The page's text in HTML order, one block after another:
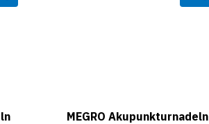
MEGRO Akupunkturnadeln